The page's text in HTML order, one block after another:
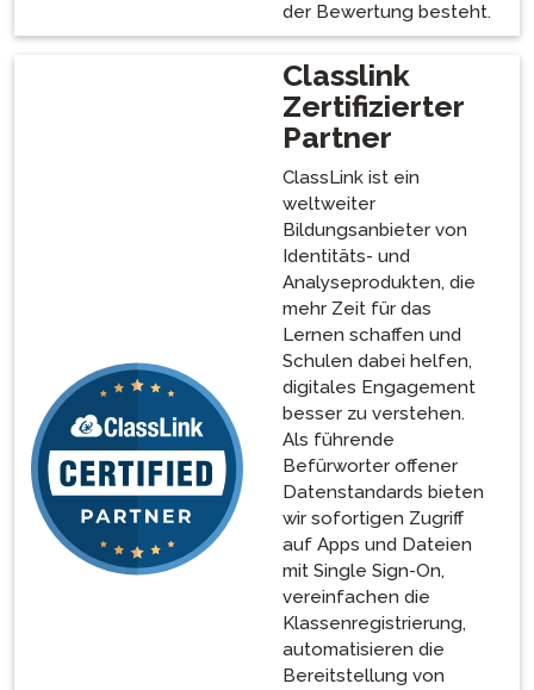
der Bewertung besteht.
Classlink
Zertifizierter
Partner
ClassLink ist ein
weltweiter
Bildungsanbieter von
Identitäts- und
Analyseprodukten, die
mehr Zeit für das
Lernen schaffen und
Schulen dabei helfen,
digitales Engagement
besser zu verstehen.
Als führende
Befürworter offener
Datenstandards bieten
wir sofortigen Zugriff
auf Apps und Dateien
mit Single Sign-On,
vereinfachen die
Klassenregistrierung,
automatisieren die
Bereitstellung von